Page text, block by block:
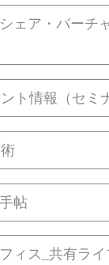
ェア・バーチ
ト情報（セミ
帖
ィス_共有ライ